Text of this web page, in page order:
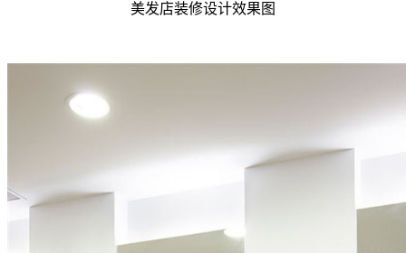
美发店装修设计效果图